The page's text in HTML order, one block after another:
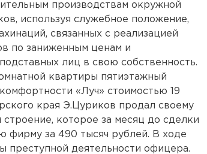
производствам окружной
используя служебное положение,
связанных с реализацией
по заниженным ценам и
лиц в свою собственность.
квартиры пятиэтажный
«Луч» стоимостью 19
края Э.Цуриков продал своему
которое за месяц до сделки
фирму за 490 тысяч рублей. В ходе
преступной деятельности офицера.